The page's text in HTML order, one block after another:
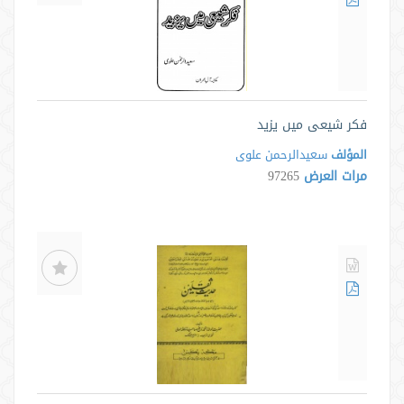
فکر شیعی میں یزيد
المؤلف سعیدالرحمن علوی
مرات العرض 97265